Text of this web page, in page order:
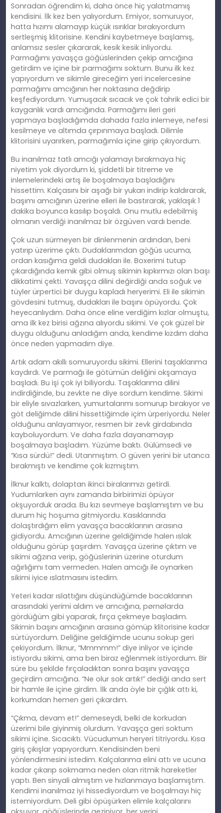
Sonradan öğrendim ki, daha önce hiç yalatmamış
kendisini. İlk kez ben yalıyordum. Emiyor, somuruyor,
hatta hızımı alamayıp küçük ısırıklar bırakıyordum
sertleşmiş klitorisine. Kendini kaybetmeye başlamış,
anlamsız sesler çıkararak, kesik kesik inliyordu.
Parmağımı yavaşça göğüslerinden çekip amcığına
getirdim ve içine bir parmağımı soktum. Bunu ilk kez
yapıyordum ve sikimle gireceğim yeri incelercesine
parmağımı amcığının her noktasına değdirip
keşfediyordum. Yumuşacık sıcacık ve çok tahrik edici bir
kayganlık vardı amcığında. Parmağımı ileri geri
yapmaya başladığımda dahada fazla inlemeye, nefesi
kesilmeye ve altımda çırpınmaya başladı. Dilimle
klitorisini uyarırken, parmağımla içine girip çıkıyordum.
Bu inanılmaz tatlı amcığı yalamayı bırakmaya hiç
niyetim yok diyordum ki, şiddetli bir titreme ve
inlemelerindeki artış ile boşalmaya başladığını
hissettim. Kalçasını bir aşağı bir yukarı indirip kaldırarak,
başımı amcığının üzerine elleri ile bastırarak, yaklaşık 1
dakika boyunca kasılıp boşaldı. Onu mutlu edebilmiş
olmanın verdiği inanılmaz bir özgüven vardı bende.
Çok uzun sürmeyen bir dinlenmenin ardından, beni
yatırıp üzerime çıktı. Dudaklarımdan göğüs ucuma,
ordan kasığıma geldi dudakları ile. Boxerimi tutup
çıkardığında kemik gibi olmuş sikimin kıpkırmızı olan başı
dikkatimi çekti. Yavaşça dilini değirdiği anda soğuk ve
tüyler ürpertici bir duygu kapladı heryerimi. Eli ile sikimin
gövdesini tutmuş, dudakları ile başını öpüyordu. Çok
heyecanlıydım. Daha önce eline verdiğim kızlar olmuştu,
ama ilk kez birisi ağzına alıyordu sikimi. Ve çok güzel bir
duygu olduğunu anladığım anda, kendime kızdım daha
önce neden yapmadım diye.
Artık adam akıllı somuruyordu sikimi. Ellerini taşaklarıma
kaydırdı. Ve parmağı ile götümün deliğini okşamaya
başladı. Bu işi çok iyi biliyordu. Taşaklarıma dilini
indirdiğinde, bu zevkte ne diye sordum kendime. Sikimi
bir eliyle sıvazlarken, yumurtalarımı somurup bırakıyor ve
göt deliğimde dilini hissettiğimde içim ürperiyordu. Neler
olduğunu anlayamıyor, resmen bir zevk girdabında
kayboluyordum. Ve daha fazla dayanamayıp
boşalmaya başladım. Yüzüme baktı. Gülümsedi ve
“Kısa sürdü!” dedi. Utanmıştım. O güven yerini bir utanca
bırakmıştı ve kendime çok kızmıştım.
İlknur kalktı, dolaptan ikinci biralarımızı getirdi.
Yudumlarken aynı zamanda birbirimizi öpüyor
okşuyorduk arada. Bu kızı sevmeye başlamıştım ve bu
durum hiç hoşuma gitmiyordu. Kasıklarında
dolaştırdığım elim yavaşça bacaklarının arasına
gidiyordu. Amcığının üzerine geldiğimde halen ıslak
olduğunu görüp şaşırdım. Yavaşça üzerine çıktım ve
sikimi ağzına verip, göğüslerinin üzerine oturdum
ağırlığımı tam vermeden. Halen amcığı ile oynarken
sikimi iyice ıslatmasını istedim.
Yeteri kadar ıslattığını düşündüğümde bacaklarının
arasındaki yerimi aldım ve amcığına, pørnølarda
gördüğüm gibi yaparak, fırça çekmeye başladım.
Sikimin başını amcığının arasına gömüp klitorisine kadar
sürtüyordum. Deliğine geldiğimde ucunu sokup geri
çekiyordum. İlknur, “Mmmmm!” diye inliyor ve içinde
istiyordu sikimi, ama ben biraz eğlenmek istiyordum. Bir
süre bu şekilde fırçaladıktan sonra başını yavaşça
geçirdim amcığına. “Ne olur sok artık!” dediği anda sert
bir hamle ile içine girdim. İlk anda öyle bir çığlık attı ki,
korkumdan hemen geri çıkardım.
“Çıkma, devam et!” demeseydi, belki de korkudan
üzerimi bile giyinmiş olurdum. Yavaşça geri soktum
sikimi içine. Sıcacıktı. Vücudumun heryeri titriyordu. Kısa
giriş çıkışlar yapıyordum. Kendisinden beni
yönlendirmesini istedim. Kalçalarıma elini attı ve ucuna
kadar çıkarıp sokmama neden olan ritmik hareketler
yaptı. Ben sinyali almıştım ve hızlanmaya başlamıştım.
Kendimi inanılmaz iyi hissediyordum ve boşalmayı hiç
istemiyordum. Deli gibi öpüşürken elimle kalçalarını